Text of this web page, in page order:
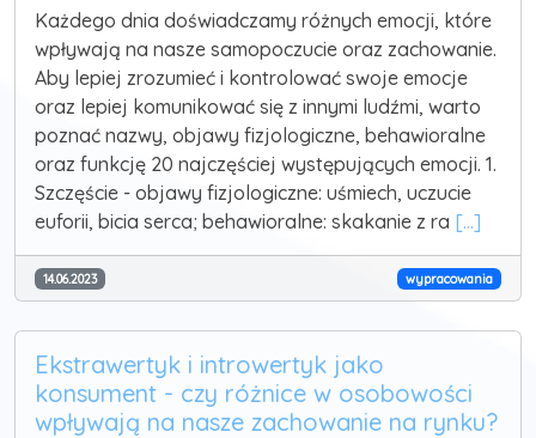
Każdego dnia doświadczamy różnych emocji, które
wpływają na nasze samopoczucie oraz zachowanie.
Aby lepiej zrozumieć i kontrolować swoje emocje
oraz lepiej komunikować się z innymi ludźmi, warto
poznać nazwy, objawy fizjologiczne, behawioralne
oraz funkcję 20 najczęściej występujących emocji. 1.
Szczęście - objawy fizjologiczne: uśmiech, uczucie
euforii, bicia serca; behawioralne: skakanie z ra [...]
14.06.2023 wypracowania
Ekstrawertyk i introwertyk jako
konsument - czy różnice w osobowości
wpływają na nasze zachowanie na rynku?